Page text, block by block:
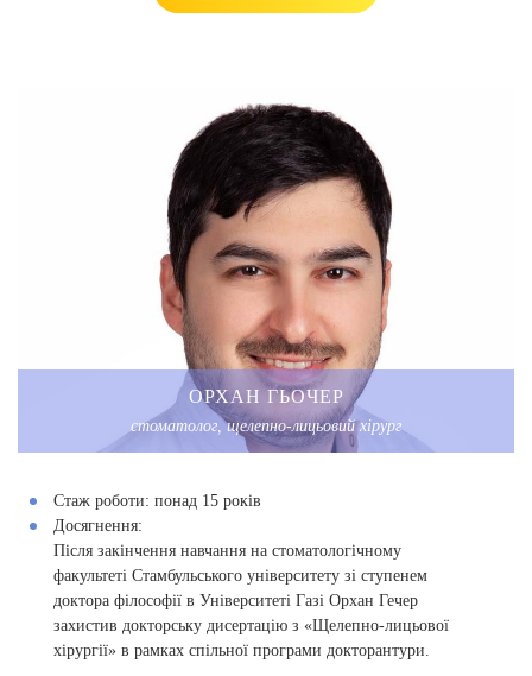
ОРХАН ГЬОЧЕР
стоматолог, щелепно-лицьовий хірург
Стаж роботи: понад 15 років
Досягнення:
Після закінчення навчання на стоматологічному
факультеті Стамбульського університету зі ступенем
доктора філософії в Університеті Газі Орхан Гечер
захистив докторську дисертацію з «Щелепно-лицьової
хірургії» в рамках спільної програми докторантури.